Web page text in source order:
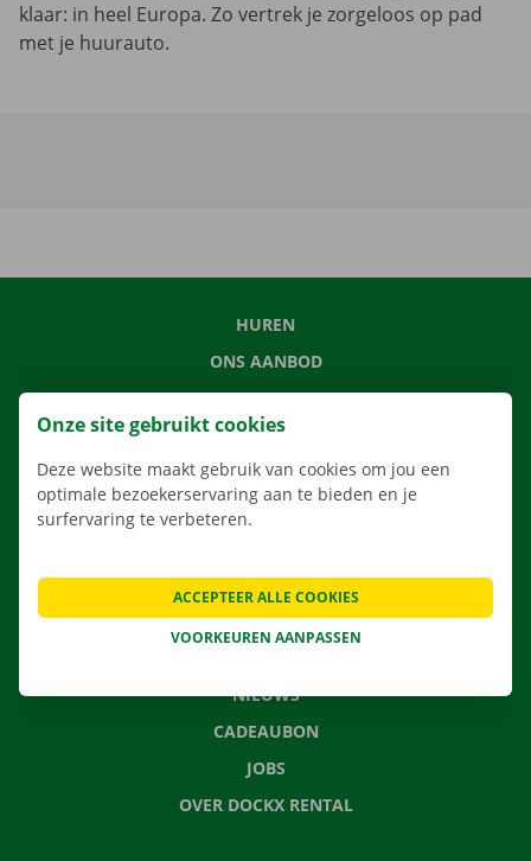
klaar: in heel Europa. Zo vertrek je zorgeloos op pad
met je huurauto.
HUREN
ONS AANBOD
ONZE DIENSTEN
LOCATIES
APP
VERHUISOPLOSSINGEN
CONTACTEER ONS
NIEUWS
CADEAUBON
JOBS
OVER DOCKX RENTAL
Onze site gebruikt cookies
Deze website maakt gebruik van cookies om jou een
optimale bezoekerservaring aan te bieden en je
surfervaring te verbeteren.
VOORKEUREN AANPASSEN
ACCEPTEER ALLE COOKIES